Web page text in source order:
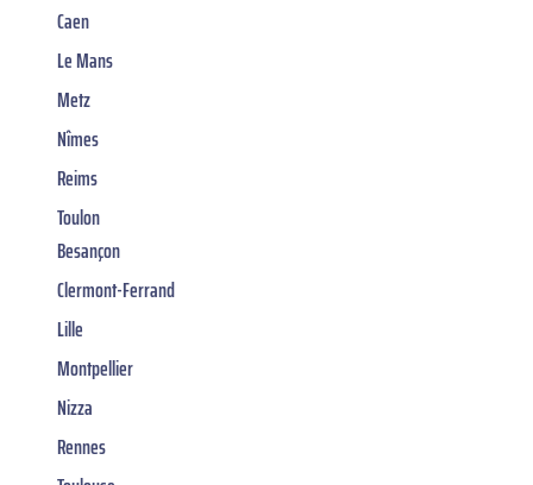
Caen
Le Mans
Metz
Nîmes
Reims
Toulon
Besançon
Clermont-Ferrand
Lille
Montpellier
Nizza
Rennes